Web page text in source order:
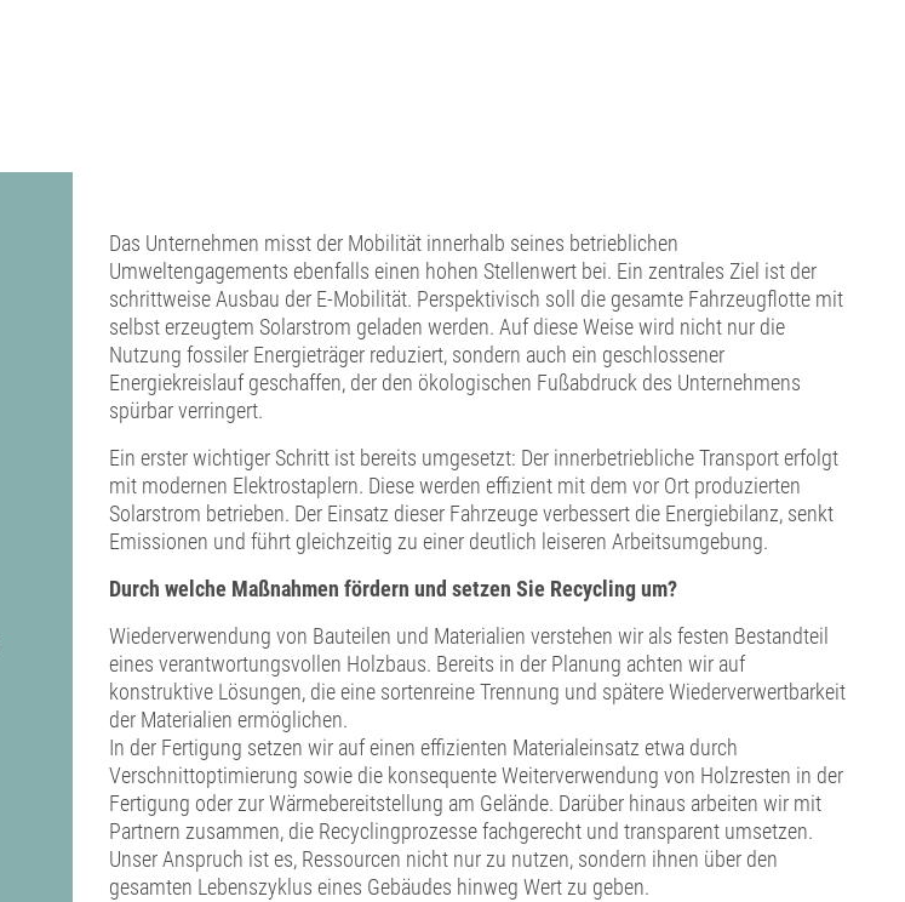
Das Unternehmen misst der Mobilität innerhalb seines betrieblichen
Umweltengagements ebenfalls einen hohen Stellenwert bei. Ein zentrales Ziel ist der
schrittweise Ausbau der E-Mobilität. Perspektivisch soll die gesamte Fahrzeugflotte mit
selbst erzeugtem Solarstrom geladen werden. Auf diese Weise wird nicht nur die
Nutzung fossiler Energieträger reduziert, sondern auch ein geschlossener
Energiekreislauf geschaffen, der den ökologischen Fußabdruck des Unternehmens
spürbar verringert.
Ein erster wichtiger Schritt ist bereits umgesetzt: Der innerbetriebliche Transport erfolgt
mit modernen Elektrostaplern. Diese werden effizient mit dem vor Ort produzierten
Solarstrom betrieben. Der Einsatz dieser Fahrzeuge verbessert die Energiebilanz, senkt
Emissionen und führt gleichzeitig zu einer deutlich leiseren Arbeitsumgebung.
Durch welche Maßnahmen fördern und setzen Sie Recycling um?
Wiederverwendung von Bauteilen und Materialien verstehen wir als festen Bestandteil
eines verantwortungsvollen Holzbaus. Bereits in der Planung achten wir auf
konstruktive Lösungen, die eine sortenreine Trennung und spätere Wiederverwertbarkeit
der Materialien ermöglichen.
In der Fertigung setzen wir auf einen effizienten Materialeinsatz etwa durch
Verschnittoptimierung sowie die konsequente Weiterverwendung von Holzresten in der
Fertigung oder zur Wärmebereitstellung am Gelände. Darüber hinaus arbeiten wir mit
Partnern zusammen, die Recyclingprozesse fachgerecht und transparent umsetzen.
Unser Anspruch ist es, Ressourcen nicht nur zu nutzen, sondern ihnen über den
gesamten Lebenszyklus eines Gebäudes hinweg Wert zu geben.